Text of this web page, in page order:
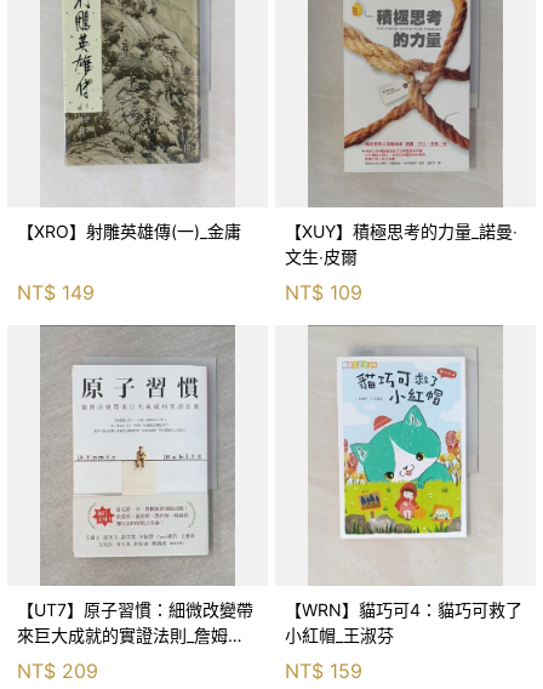
【XRO】射雕英雄傳(一)_金庸
NT$ 149
【XUY】積極思考的力量_諾曼‧
文生‧皮爾
NT$ 109
【UT7】原子習慣：細微改變帶
來巨大成就的實證法則_詹姆斯‧
克利爾, 蔡世偉
NT$ 209
【WRN】貓巧可4：貓巧可救了
小紅帽_王淑芬
NT$ 159